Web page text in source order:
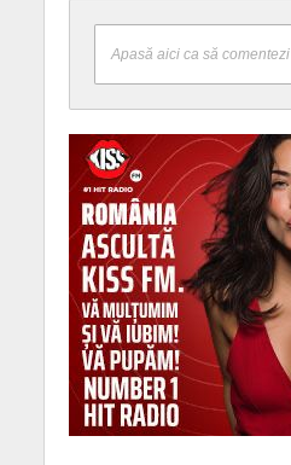
Apasă aici ca să comentezi